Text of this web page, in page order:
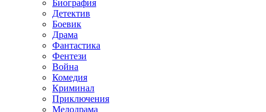
Биография
Детектив
Боевик
Драма
Фантастика
Фентези
Война
Комедия
Криминал
Приключения
Мелодрама